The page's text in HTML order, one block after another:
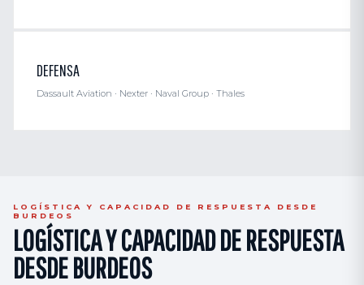
DEFENSA
Dassault Aviation · Nexter · Naval Group · Thales
LOGÍSTICA Y CAPACIDAD DE RESPUESTA DESDE
BURDEOS
LOGÍSTICA Y CAPACIDAD DE RESPUESTA
DESDE BURDEOS